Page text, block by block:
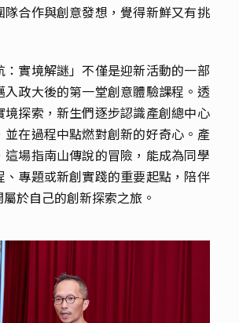
隊合作與創意發想，覺得新鮮又有挑
：實境解謎」不僅是迎新活動的一部
入政大後的第一堂創意體驗課程。透
境探索，新生們逐步認識產創總中心
並在過程中點燃對創新的好奇心。產
這場指南山傳說的冒險，能成為同學
、專題或新創實踐的重要起點，陪伴
於自己的創新探索之旅。